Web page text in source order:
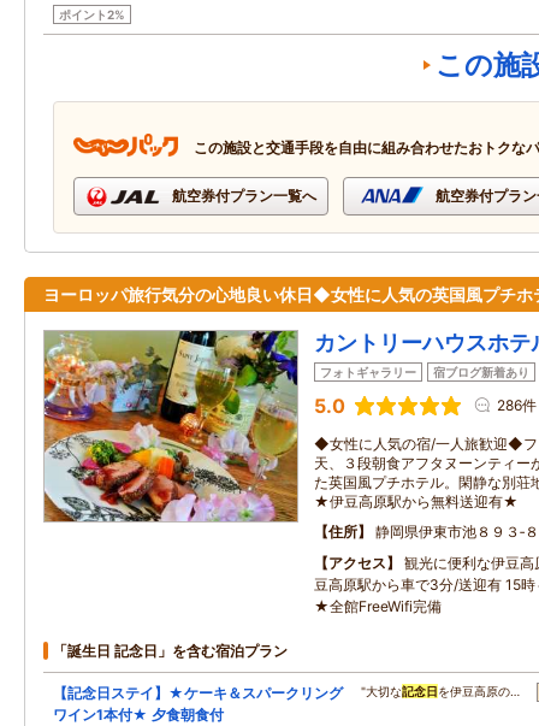
ポイント2%
この施
この施設と交通手段を自由に組み合わせたおトクな
航空券付プラン一覧へ 航空券付プラ
ヨーロッパ旅行気分の心地良い休日◆女性に人気の英国風プチホ
カントリーハウスホ
フォトギャラリー 宿ブログ新着あり
5.0 286件
◆女性に人気の宿/一人旅歓迎◆フ
天、３段朝食アフタヌーンティー
た英国風プチホテル。閑静な別荘
★伊豆高原駅から無料送迎有★
住所
静岡県伊東市池８９３‐
アクセス
観光に便利な伊豆
豆高原駅から車で3分/送迎有 15
★全館FreeWifi完備
「誕生日 記念日」を含む宿泊プラン
【記念日ステイ】★ケーキ＆スパークリング
ワイン1本付★ 夕食朝食付
"大切な記念日 を伊豆高原の…